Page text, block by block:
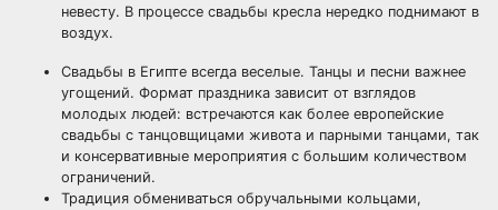
невесту. В процессе свадьбы кресла нередко поднимают в
воздух.
Свадьбы в Египте всегда веселые. Танцы и песни важнее
угощений. Формат праздника зависит от взглядов
молодых людей: встречаются как более европейские
свадьбы с танцовщицами живота и парными танцами, так
и консервативные мероприятия с большим количеством
ограничений.
Традиция обмениваться обручальными кольцами,